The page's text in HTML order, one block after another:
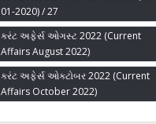
01-2020) / 27
કરંટ અફેર્સ ઓગસ્ટ 2022 (Current
Affairs August 2022)
કરંટ અફેર્સ ઓક્ટોબર 2022 (Current
Affairs October 2022)